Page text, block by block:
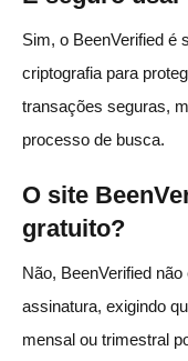
Sim, o BeenVerified é
criptografia para
transações seguras,
processo de busca.
O site
gratuito?
Não, BeenVerified
assinatura, exigindo
mensal ou trimestral